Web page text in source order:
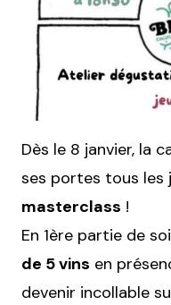
Dès le 8 janvier, la
ses portes tous les
masterclass !
En 1ère partie de
de 5 vins en
devenir incollable